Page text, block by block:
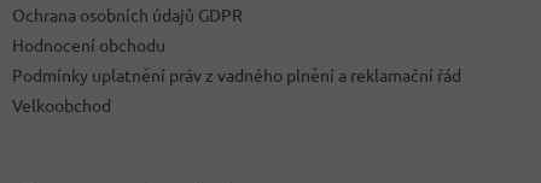
Ochrana osobních údajů GDPR
Hodnocení obchodu
Podmínky uplatnění práv z vadného plnění a reklamační řád
Velkoobchod